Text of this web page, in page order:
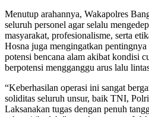
Menutup arahannya, Wakapolres
seluruh personel agar selalu
masyarakat, profesionalisme, serta
Hosna juga mengingatkan pentingnya
potensi bencana alam akibat kondisi
berpotensi mengganggu arus lalu
“Keberhasilan operasi ini sangat
soliditas seluruh unsur, baik TNI,
Laksanakan tugas dengan penuh